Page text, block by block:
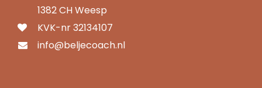
1382 CH Weesp
KVK-nr 32134107
info@beljecoach.nl